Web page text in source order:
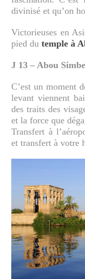
divinisé et qu’on
Victorieuses en
pied dutemple à
J 13 – Abou
C’est un moment
levant viennent
des traits des
et la force que
Transfert à
et transfert à votre